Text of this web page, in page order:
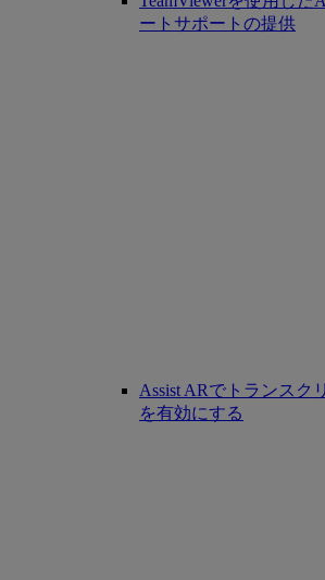
ートサポートの提供
Assist ARでトランスク
を有効にする